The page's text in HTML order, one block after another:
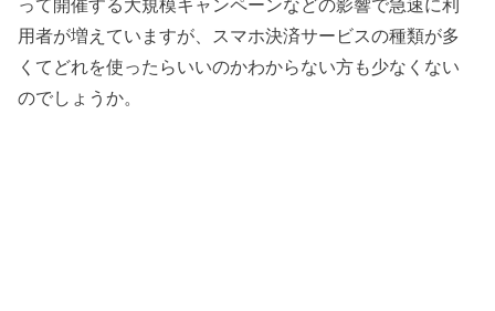
って開催する大規模キャンペーンなどの影響で急速に利
用者が増えていますが、スマホ決済サービスの種類が多
くてどれを使ったらいいのかわからない方も少なくない
のでしょうか。